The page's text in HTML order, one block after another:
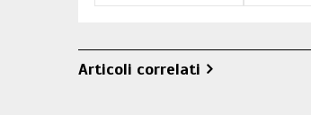
Articoli correlati